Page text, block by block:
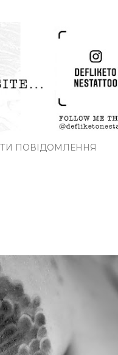
ПОВІДОМЛЕННЯ